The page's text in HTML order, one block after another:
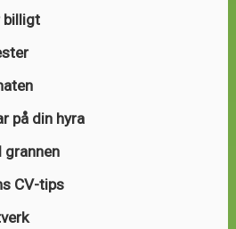
billigt
på din hyra
grannen
CV-tips